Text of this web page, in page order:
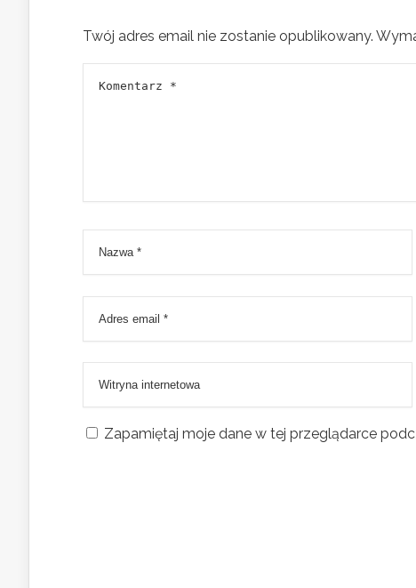
Twój adres email nie zostanie opublikowany.
Zapamiętaj moje dane w tej przeglądarce